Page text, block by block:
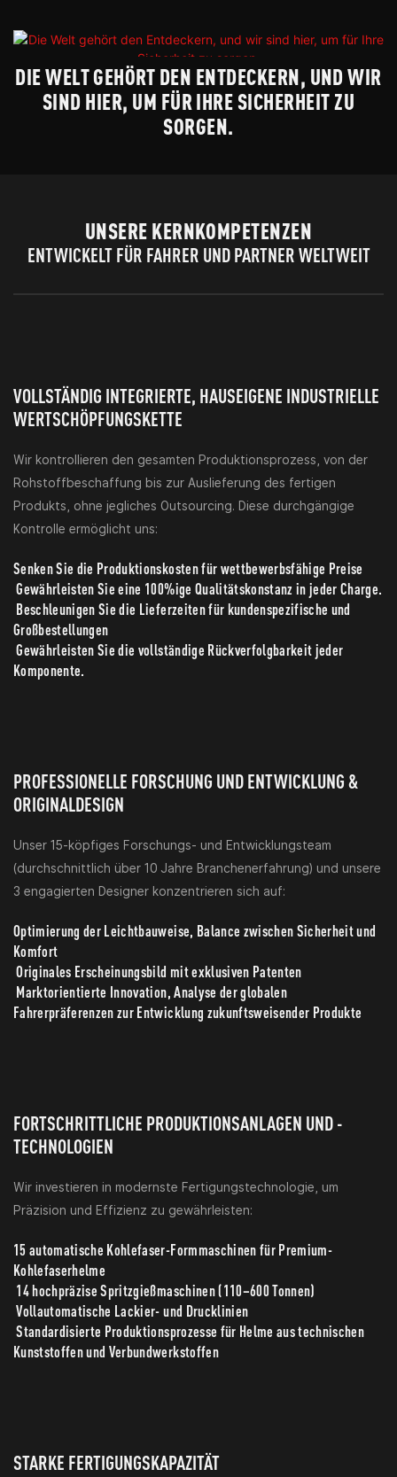
DIE WELT GEHÖRT DEN ENTDECKERN, UND WIR
SIND HIER, UM FÜR IHRE SICHERHEIT ZU
SORGEN.
UNSERE KERNKOMPETENZEN
ENTWICKELT FÜR FAHRER UND PARTNER WELTWEIT
VOLLSTÄNDIG INTEGRIERTE, HAUSEIGENE INDUSTRIELLE
WERTSCHÖPFUNGSKETTE
Wir kontrollieren den gesamten Produktionsprozess, von der
Rohstoffbeschaffung bis zur Auslieferung des fertigen
Produkts, ohne jegliches Outsourcing. Diese durchgängige
Kontrolle ermöglicht uns:
Senken Sie die Produktionskosten für wettbewerbsfähige Preise
Gewährleisten Sie eine 100%ige Qualitätskonstanz in jeder Charge.
Beschleunigen Sie die Lieferzeiten für kundenspezifische und
Großbestellungen
Gewährleisten Sie die vollständige Rückverfolgbarkeit jeder
Komponente.
PROFESSIONELLE FORSCHUNG UND ENTWICKLUNG &
ORIGINALDESIGN
Unser 15-köpfiges Forschungs- und Entwicklungsteam
(durchschnittlich über 10 Jahre Branchenerfahrung) und unsere
3 engagierten Designer konzentrieren sich auf:
Optimierung der Leichtbauweise, Balance zwischen Sicherheit und
Komfort
Originales Erscheinungsbild mit exklusiven Patenten
Marktorientierte Innovation, Analyse der globalen
Fahrerpräferenzen zur Entwicklung zukunftsweisender Produkte
FORTSCHRITTLICHE PRODUKTIONSANLAGEN UND -
TECHNOLOGIEN
Wir investieren in modernste Fertigungstechnologie, um
Präzision und Effizienz zu gewährleisten:
15 automatische Kohlefaser-Formmaschinen für Premium-
Kohlefaserhelme
14 hochpräzise Spritzgießmaschinen (110–600 Tonnen)
Vollautomatische Lackier- und Drucklinien
Standardisierte Produktionsprozesse für Helme aus technischen
Kunststoffen und Verbundwerkstoffen
STARKE FERTIGUNGSKAPAZITÄT